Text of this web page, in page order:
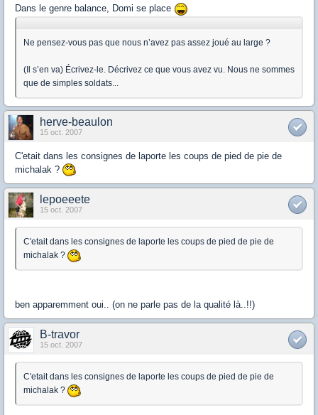
Dans le genre balance, Domi se place
Ne pensez-vous pas que nous n’avez pas assez joué au large ?
(Il s’en va) Écrivez-le. Décrivez ce que vous avez vu. Nous ne sommes
que de simples soldats...
herve-beaulon
15 oct. 2007
C'etait dans les consignes de laporte les coups de pied de pie de
michalak ?
lepoeeete
15 oct. 2007
C'etait dans les consignes de laporte les coups de pied de pie de
michalak ?
ben apparemment oui.. (on ne parle pas de la qualité là..!!)
B-travor
15 oct. 2007
C'etait dans les consignes de laporte les coups de pied de pie de
michalak ?